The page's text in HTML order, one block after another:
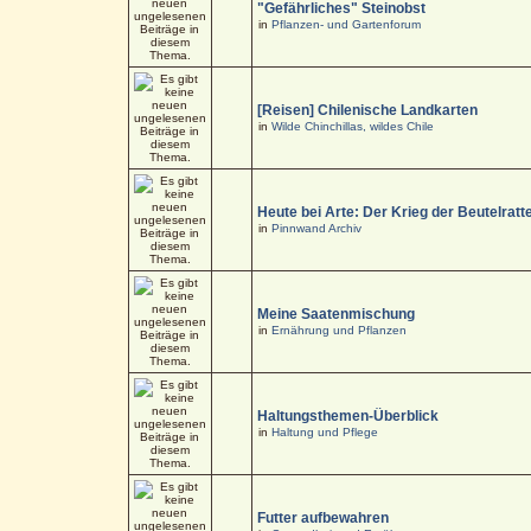
"Gefährliches" Steinobst
in Pflanzen- und Gartenforum
[Reisen] Chilenische Landkarten
in Wilde Chinchillas, wildes Chile
Heute bei Arte: Der Krieg der
in Pinnwand Archiv
Meine Saatenmischung
in Ernährung und Pflanzen
Haltungsthemen-Überblick
in Haltung und Pflege
Futter aufbewahren